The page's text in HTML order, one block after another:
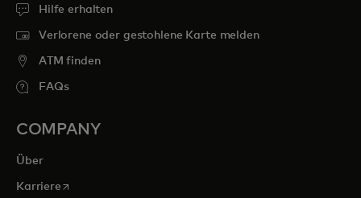
Hilfe erhalten
Verlorene oder gestohlene Karte melden
ATM finden
FAQs
COMPANY
Über
Karrierewird in einer neuen Registerkarte geöffnet